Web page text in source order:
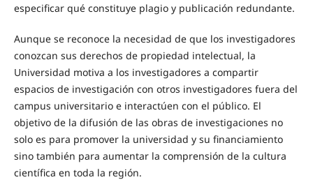
especificar qué constituye plagio y publicación redundante.
Aunque se reconoce la necesidad de que los investigadores
conozcan sus derechos de propiedad intelectual, la
Universidad motiva a los investigadores a compartir
espacios de investigación con otros investigadores fuera del
campus universitario e interactúen con el público. El
objetivo de la difusión de las obras de investigaciones no
solo es para promover la universidad y su financiamiento
sino también para aumentar la comprensión de la cultura
científica en toda la región.